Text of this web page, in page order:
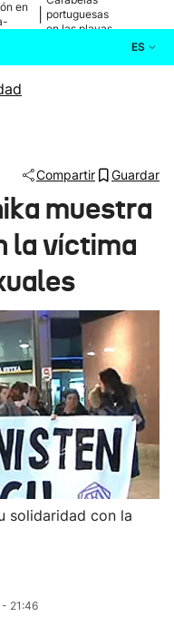
en
portuguesas
en las playas
ES
Compartir Guardar
muestra
la víctima
solidaridad con la
21:46